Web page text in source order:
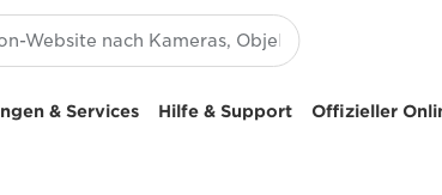
& Services Hilfe & Support Offizieller